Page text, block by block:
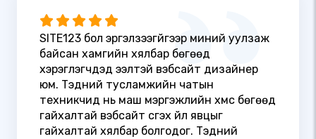
SITE123 бол эргэлзээгүйгээр миний уулзаж
байсан хамгийн хялбар бөгөөд
хэрэглэгчдэд ээлтэй вэбсайт дизайнер
юм. Тэдний тусламжийн чатын
техникчид нь маш мэргэжлийн хүмүүс бөгөөд
гайхалтай вэбсайт үүсгэх үйл явцыг
гайхалтай хялбар болгодог. Тэдний